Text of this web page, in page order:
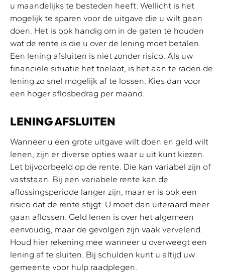
u maandelijks te besteden heeft. Wellicht is het
mogelijk te sparen voor de uitgave die u wilt gaan
doen. Het is ook handig om in de gaten te houden
wat de rente is die u over de lening moet betalen.
Een lening afsluiten is niet zonder risico. Als uw
financiële situatie het toelaat, is het aan te raden de
lening zo snel mogelijk af te lossen. Kies dan voor
een hoger aflosbedrag per maand.
LENING AFSLUITEN
Wanneer u een grote uitgave wilt doen en geld wilt
lenen, zijn er diverse opties waar u uit kunt kiezen.
Let bijvoorbeeld op de rente. Die kan variabel zijn of
vaststaan. Bij een variabele rente kan de
aflossingsperiode langer zijn, maar er is ook een
risico dat de rente stijgt. U moet dan uiteraard meer
gaan aflossen. Geld lenen is over het algemeen
eenvoudig, maar de gevolgen zijn vaak vervelend.
Houd hier rekening mee wanneer u overweegt een
lening af te sluiten. Bij schulden kunt u altijd uw
gemeente voor hulp raadplegen.